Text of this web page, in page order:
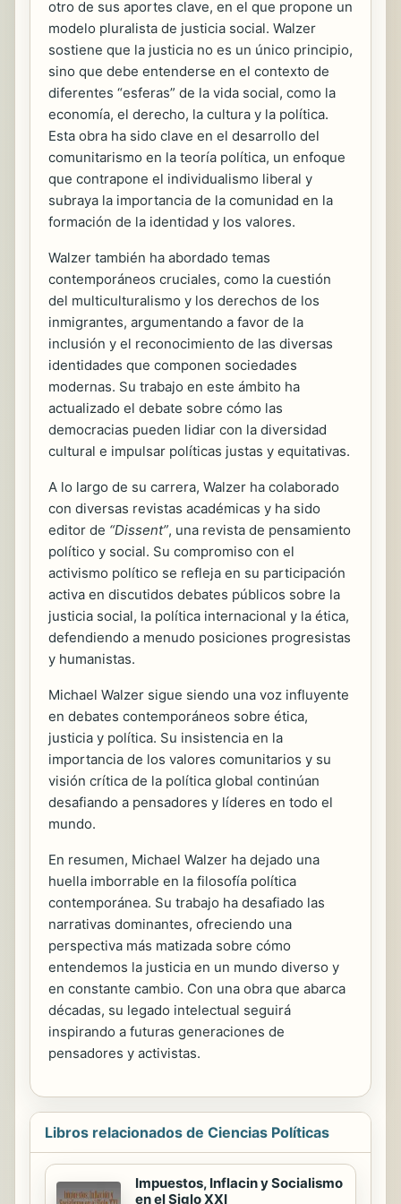
otro de sus aportes clave, en el que propone un
modelo pluralista de justicia social. Walzer
sostiene que la justicia no es un único principio,
sino que debe entenderse en el contexto de
diferentes “esferas” de la vida social, como la
economía, el derecho, la cultura y la política.
Esta obra ha sido clave en el desarrollo del
comunitarismo en la teoría política, un enfoque
que contrapone el individualismo liberal y
subraya la importancia de la comunidad en la
formación de la identidad y los valores.
Walzer también ha abordado temas
contemporáneos cruciales, como la cuestión
del multiculturalismo y los derechos de los
inmigrantes, argumentando a favor de la
inclusión y el reconocimiento de las diversas
identidades que componen sociedades
modernas. Su trabajo en este ámbito ha
actualizado el debate sobre cómo las
democracias pueden lidiar con la diversidad
cultural e impulsar políticas justas y equitativas.
A lo largo de su carrera, Walzer ha colaborado
con diversas revistas académicas y ha sido
editor de “Dissent”, una revista de pensamiento
político y social. Su compromiso con el
activismo político se refleja en su participación
activa en discutidos debates públicos sobre la
justicia social, la política internacional y la ética,
defendiendo a menudo posiciones progresistas
y humanistas.
Michael Walzer sigue siendo una voz influyente
en debates contemporáneos sobre ética,
justicia y política. Su insistencia en la
importancia de los valores comunitarios y su
visión crítica de la política global continúan
desafiando a pensadores y líderes en todo el
mundo.
En resumen, Michael Walzer ha dejado una
huella imborrable en la filosofía política
contemporánea. Su trabajo ha desafiado las
narrativas dominantes, ofreciendo una
perspectiva más matizada sobre cómo
entendemos la justicia en un mundo diverso y
en constante cambio. Con una obra que abarca
décadas, su legado intelectual seguirá
inspirando a futuras generaciones de
pensadores y activistas.
Libros relacionados de Ciencias Políticas
Impuestos, Inflacin y Socialismo
en el Siglo XXI